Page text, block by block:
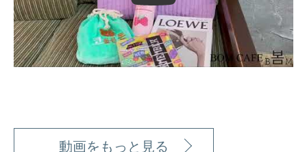
動画をもっと見る